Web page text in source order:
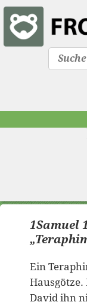
1Samuel
Ein
David ihn